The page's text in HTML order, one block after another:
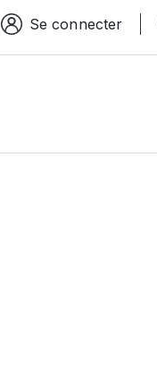
Espace connexion
Se connecter